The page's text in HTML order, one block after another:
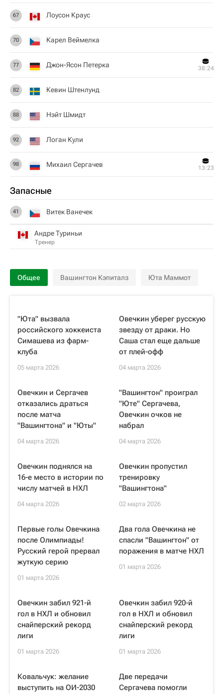
67 Лоусон Краус
70 Карел Веймелка
77 Джон-Ясон Петерка 38:24
82 Кевин Штенлунд
88 Нэйт Шмидт
92 Логан Кули
98 Михаил Сергачев 13:23
Запасные
41 Витек Ванечек
Андре Туриньи
Тренер
Общее Вашингтон Кэпиталз Юта Маммот
"Юта" вызвала
российского хоккеиста
Симашева из фарм-
клуба
05 марта 2026
Овечкин уберег русскую
звезду от драки. Но
Саша стал еще дальше
от плей-офф
04 марта 2026
Овечкин и Сергачев
отказались драться
после матча
"Вашингтона" и "Юты"
04 марта 2026
"Вашингтон" проиграл
"Юте" Сергачева,
Овечкин очков не
набрал
04 марта 2026
Овечкин поднялся на
16-е место в истории по
числу матчей в НХЛ
04 марта 2026
Овечкин пропустил
тренировку
"Вашингтона"
02 марта 2026
Первые голы Овечкина
после Олимпиады!
Русский герой прервал
жуткую серию
01 марта 2026
Два гола Овечкина не
спасли "Вашингтон" от
поражения в матче НХЛ
01 марта 2026
Овечкин забил 921-й
гол в НХЛ и обновил
снайперский рекорд
лиги
01 марта 2026
Овечкин забил 920-й
гол в НХЛ и обновил
снайперский рекорд
лиги
01 марта 2026
Ковальчук: желание
выступить на ОИ-2030
Две передачи
Сергачева помогли